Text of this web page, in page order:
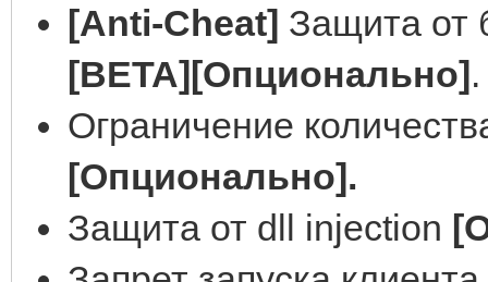
[Anti-Cheat] Защита от
[BETA][Опционально].
Ограничение
[Опционально].
Защита от dll injection